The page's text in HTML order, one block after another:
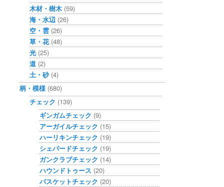
木材・樹木 (59)
海・水辺 (26)
空・雲 (26)
草・花(48)
光 (25)
道 (2)
土・砂(4)
柄・模様 (680)
チェック (139)
ギンガムチェック (9)
アーガイルチェック (15)
ハーリキンチェック (19)
シェパードチェック (19)
ガンクラブチェック (14)
ハウンドトゥース (20)
バスケットチェック (20)